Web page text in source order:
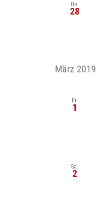
Do.
28
März 2019
Fr.
1
Sa.
2